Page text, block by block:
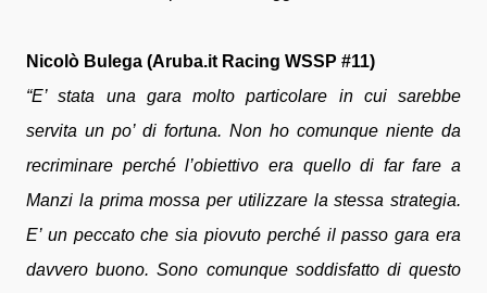
Nicolò Bulega (Aruba.it Racing WSSP #11)
“E’ stata una gara molto particolare in cui sarebbe
servita un po’ di fortuna. Non ho comunque niente da
recriminare perché l’obiettivo era quello di far fare a
Manzi la prima mossa per utilizzare la stessa strategia.
E’ un peccato che sia piovuto perché il passo gara era
davvero buono. Sono comunque soddisfatto di questo